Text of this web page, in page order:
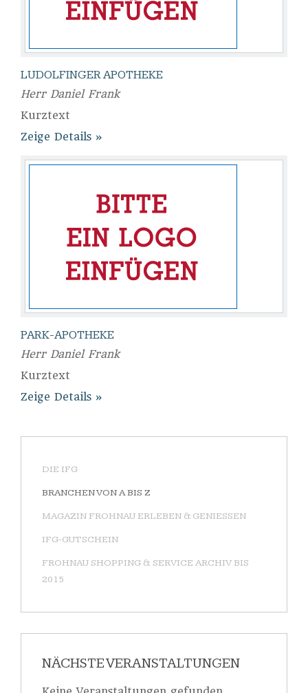
LUDOLFINGER APOTHEKE
Herr Daniel Frank
Kurztext
Zeige Details
PARK-APOTHEKE
Herr Daniel Frank
Kurztext
Zeige Details
DIE IFG
BRANCHEN VON A BIS Z
MAGAZIN FROHNAU ERLEBEN & GENIESSEN
IFG-GUTSCHEIN
FROHNAU SHOPPING & SERVICE ARCHIV BIS
2015
NÄCHSTE VERANSTALTUNGEN